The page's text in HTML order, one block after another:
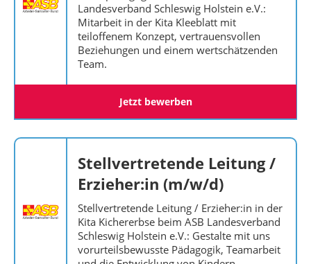
Landesverband Schleswig Holstein e.V.:
Mitarbeit in der Kita Kleeblatt mit
teiloffenem Konzept, vertrauensvollen
Beziehungen und einem wertschätzenden
Team.
Jetzt bewerben
Stellvertretende Leitung /
Erzieher:in (m/w/d)
Stellvertretende Leitung / Erzieher:in in der
Kita Kichererbse beim ASB Landesverband
Schleswig Holstein e.V.: Gestalte mit uns
vorurteilsbewusste Pädagogik, Teamarbeit